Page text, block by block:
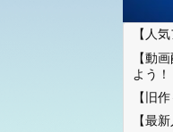
【人
【動
よう
【旧
【最